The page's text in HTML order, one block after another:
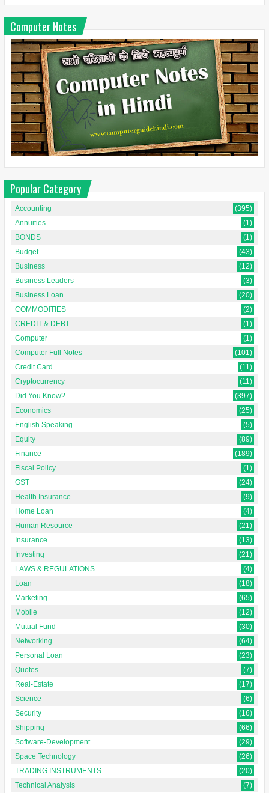
Computer Notes
Popular Category
Accounting
(395)
Annuities
(1)
BONDS
(1)
Budget
(43)
Business
(12)
Business Leaders
(3)
Business Loan
(20)
COMMODITIES
(2)
CREDIT & DEBT
(1)
Computer
(1)
Computer Full Notes
(101)
Credit Card
(11)
Cryptocurrency
(11)
Did You Know?
(397)
Economics
(25)
English Speaking
(5)
Equity
(89)
Finance
(189)
Fiscal Policy
(1)
GST
(24)
Health Insurance
(9)
Home Loan
(4)
Human Resource
(21)
Insurance
(13)
Investing
(21)
LAWS & REGULATIONS
(4)
Loan
(18)
Marketing
(65)
Mobile
(12)
Mutual Fund
(30)
Networking
(64)
Personal Loan
(23)
Quotes
(7)
Real-Estate
(17)
Science
(6)
Security
(16)
Shipping
(66)
Software-Development
(29)
Space Technology
(26)
TRADING INSTRUMENTS
(20)
Technical Analysis
(7)